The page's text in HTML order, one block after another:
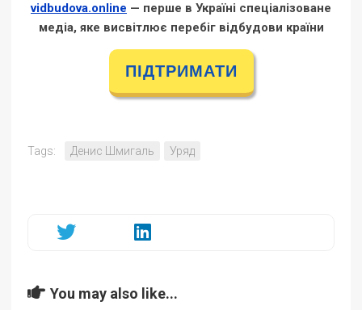
vidbudova.online — перше в Україні спеціалізоване
медіа, яке висвітлює перебіг відбудови країни
ПІДТРИМАТИ
Tags: Денис Шмигаль Уряд
You may also like...